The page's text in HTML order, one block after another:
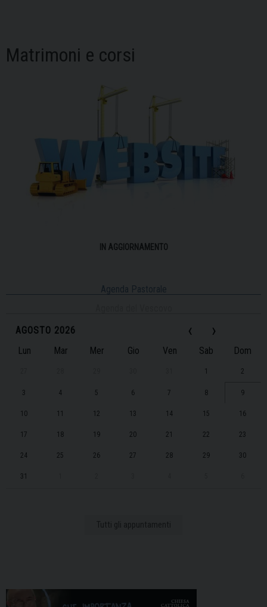
Matrimoni e corsi
IN AGGIORNAMENTO
Agenda Pastorale
‹
AGOSTO 2026 ›
Lun Mar Mer Gio Ven Sab Dom
1 2
3 4 5 6 7 8 9
10 11 12 13 14 15 16
17 18 19 20 21 22 23
24 25 26 27 28 29 30
31
Tutti gli appuntamenti